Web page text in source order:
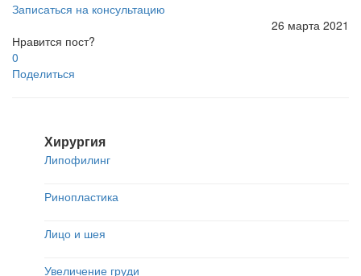
Записаться на консультацию
26 марта 2021
Нравится пост?
0
Поделиться
Хирургия
Липофилинг
Ринопластика
Лицо и шея
Увеличение груди